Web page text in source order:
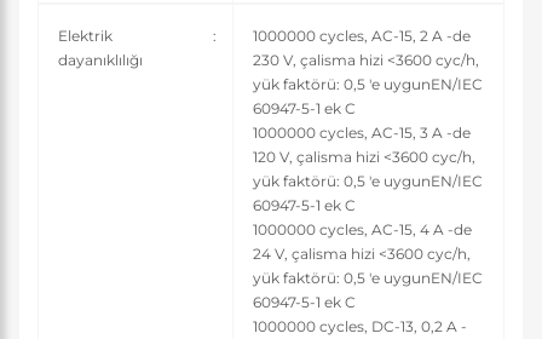
Elektrik
dayanıklılığı
:
1000000 cycles, AC-15, 2 A -de
230 V, çalisma hizi <3600 cyc/h,
yük faktörü: 0,5 'e uygunEN/IEC
60947-5-1 ek C
1000000 cycles, AC-15, 3 A -de
120 V, çalisma hizi <3600 cyc/h,
yük faktörü: 0,5 'e uygunEN/IEC
60947-5-1 ek C
1000000 cycles, AC-15, 4 A -de
24 V, çalisma hizi <3600 cyc/h,
yük faktörü: 0,5 'e uygunEN/IEC
60947-5-1 ek C
1000000 cycles, DC-13, 0,2 A -